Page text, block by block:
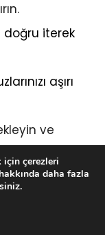
doğru iterek
aşırı
ve
koltuğa
10-15 tekrar
için çerezleri
daha fazla